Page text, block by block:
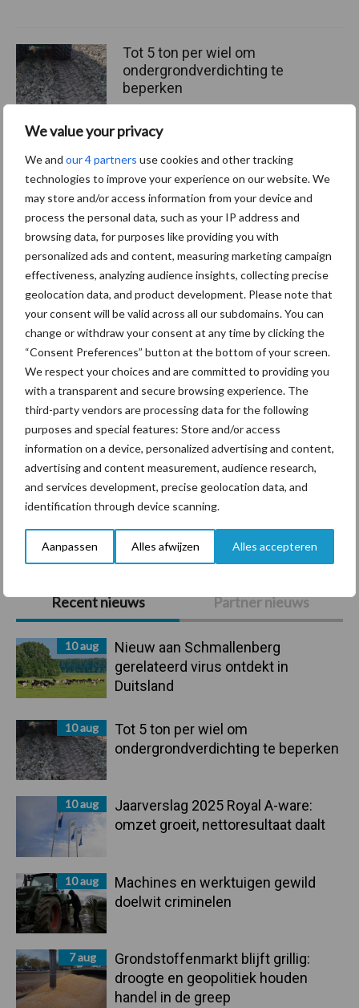
We value your privacy
We and our 4 partners use cookies and other tracking
technologies to improve your experience on our website. We
may store and/or access information from your device and
process the personal data, such as your IP address and
browsing data, for purposes like providing you with
personalized ads and content, measuring marketing campaign
effectiveness, analyzing audience insights, collecting precise
geolocation data, and product development. Please note that
your consent will be valid across all our subdomains. You can
change or withdraw your consent at any time by clicking the
“Consent Preferences” button at the bottom of your screen.
We respect your choices and are committed to providing you
with a transparent and secure browsing experience. The
third-party vendors are processing data for the following
purposes and special features: Store and/or access
information on a device, personalized advertising and content,
advertising and content measurement, audience research,
and services development, precise geolocation data, and
identification through device scanning.
Aanpassen Alles afwijzen Alles accepteren
Primaire
Sidebar
Recent nieuws Partner nieuws
10 aug
Nieuw aan Schmallenberg
gerelateerd virus ontdekt in
Duitsland
10 aug
Tot 5 ton per wiel om
ondergrondverdichting te beperken
10 aug
Jaarverslag 2025 Royal A-ware:
omzet groeit, nettoresultaat daalt
10 aug
Machines en werktuigen gewild
doelwit criminelen
7 aug
Grondstoffenmarkt blijft grillig:
droogte en geopolitiek houden
handel in de greep
Tot 5 ton per wiel om
ondergrondverdichting te
beperken
Jaarverslag 2025 Royal A-
ware: omzet groeit,
nettoresultaat daalt
Themapagina's
Diergezondheid Bemesting Fokkerij
Beregening Bijproducten
Toon meer